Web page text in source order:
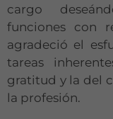
cargo
funciones con
agradeció el
tareas
gratitud y la del
la profesión.